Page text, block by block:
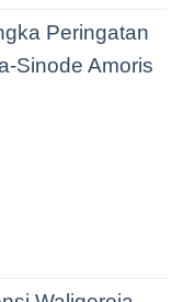
Peringatan
Sinode Amoris